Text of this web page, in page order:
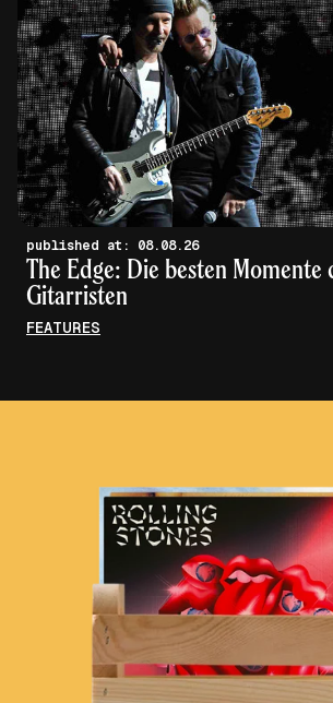
published at: 08.08.26
The Edge: Die besten Momente
Gitarristen
FEATURES